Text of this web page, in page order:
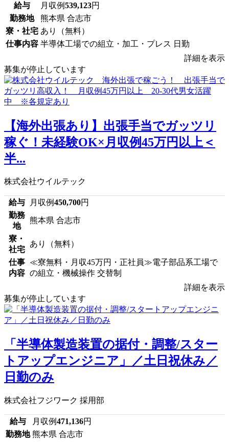
給与 月収例539,123円
勤務地
熊本県 合志市
寮・社宅 あり（無料）
仕事内容 半導体工場での組立・加工・プレス 日勤
詳細を表示
募集が停止しています
【海外出張あり】出張手当でガッツリ
稼ぐ！未経験OK×月収例45万円以上＜
半...
株式会社ウイルテック
給与 月収例450,700円
勤務
地
熊本県 合志市
寮・
社宅
あり（無料）
仕事
内容
≪寮無料・月収45万円・正社員≫電子部品系工場で
の組立・機械操作 交替制
詳細を表示
募集が停止しています
「半導体製造装置の据付・調整/スター
トアップエンジニア」／土日祝休み／
日勤のみ
株式会社フジワーク 採用部
給与 月収例471,136円
勤務地 熊本県 合志市